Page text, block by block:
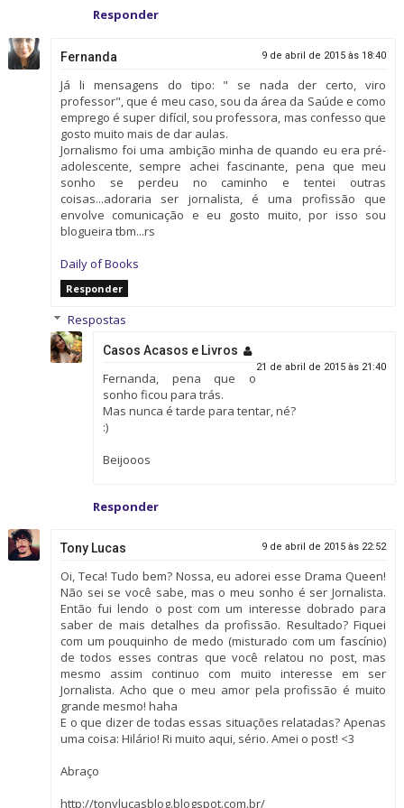
Responder
Fernanda 9 de abril de 2015 às 18:40
Já li mensagens do tipo: " se nada der certo, viro
professor", que é meu caso, sou da área da Saúde e como
emprego é super difícil, sou professora, mas confesso que
gosto muito mais de dar aulas.
Jornalismo foi uma ambição minha de quando eu era pré-
adolescente, sempre achei fascinante, pena que meu
sonho se perdeu no caminho e tentei outras
coisas...adoraria ser jornalista, é uma profissão que
envolve comunicação e eu gosto muito, por isso sou
blogueira tbm...rs
Daily of Books
Responder
Respostas
Casos Acasos e Livros
21 de abril de 2015 às 21:40
Fernanda, pena que o
sonho ficou para trás.
Mas nunca é tarde para tentar, né?
:)
Beijooos
Responder
Tony Lucas 9 de abril de 2015 às 22:52
Oi, Teca! Tudo bem? Nossa, eu adorei esse Drama Queen!
Não sei se você sabe, mas o meu sonho é ser Jornalista.
Então fui lendo o post com um interesse dobrado para
saber de mais detalhes da profissão. Resultado? Fiquei
com um pouquinho de medo (misturado com um fascínio)
de todos esses contras que você relatou no post, mas
mesmo assim continuo com muito interesse em ser
Jornalista. Acho que o meu amor pela profissão é muito
grande mesmo! haha
E o que dizer de todas essas situações relatadas? Apenas
uma coisa: Hilário! Ri muito aqui, sério. Amei o post! <3
Abraço
http://tonylucasblog.blogspot.com.br/